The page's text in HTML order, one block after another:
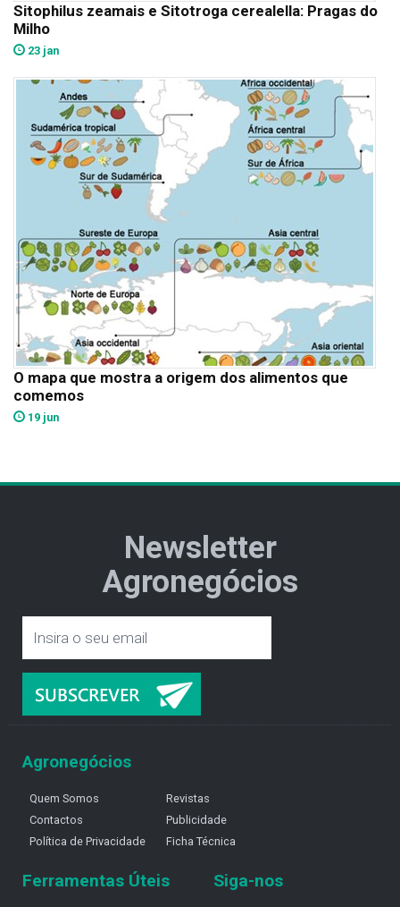
Sitophilus zeamais e Sitotroga cerealella: Pragas do
Milho
23 jan
O mapa que mostra a origem dos alimentos que
comemos
19 jun
Newsletter
Agronegócios
Agronegócios
Quem Somos
Contactos
Política de Privacidade
Revistas
Publicidade
Ficha Técnica
Ferramentas Úteis Siga-nos